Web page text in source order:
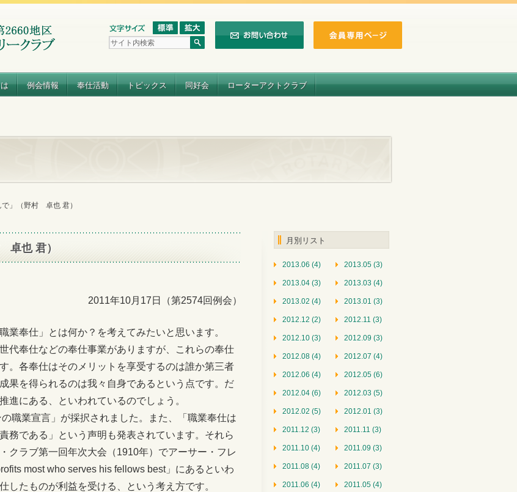
例会情報 奉仕活動 トピックス 同好会 ローターアクトクラブ
で」（野村 卓也 君）
卓也 君）
2011年10月17日（第2574回例会）
業奉仕」とは何か？を考えてみたいと思います。
代奉仕などの奉仕事業がありますが、これらの奉仕
。各奉仕はそのメリットを享受するのは誰か第三者
果を得られるのは我々自身であるという点です。だ
進にある、といわれているのでしょう。
職業宣言」が採択されました。また、「職業奉仕は
務である」という声明も発表されています。それら
クラブ第一回年次大会（1910年）でアーサー・フレ
most who serves his fellows best」にあるといわ
したものが利益を受ける、という考え方です。
月別リスト
2013.06 (4) 2013.05 (3)
2013.04 (3) 2013.03 (4)
2013.02 (4) 2013.01 (3)
2012.12 (2) 2012.11 (3)
2012.10 (3) 2012.09 (3)
2012.08 (4) 2012.07 (4)
2012.06 (4) 2012.05 (6)
2012.04 (6) 2012.03 (5)
2012.02 (5) 2012.01 (3)
2011.12 (3) 2011.11 (3)
2011.10 (4) 2011.09 (3)
2011.08 (4) 2011.07 (3)
2011.06 (4) 2011.05 (4)